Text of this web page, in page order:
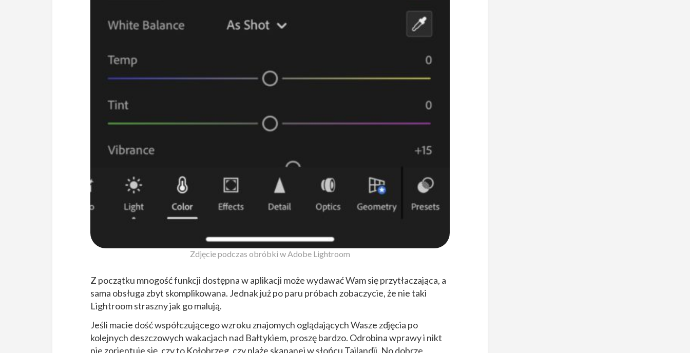
Zdjęcie podczas obróbki w Adobe Lightroom
Z początku mnogość funkcji dostępna w aplikacji może wydawać Wam się przytłaczająca, a
sama obsługa zbyt skomplikowana. Jednak już po paru próbach zobaczycie, że nie taki
Lightroom straszny jak go malują.
Jeśli macie dość współczującego wzroku znajomych oglądających Wasze zdjęcia po
kolejnych deszczowych wakacjach nad Bałtykiem, proszę bardzo. Odrobina wprawy i nikt
nie zorientuje się, czy to Kołobrzeg, czy plaże skąpanej w słońcu Tajlandii. No dobrze,